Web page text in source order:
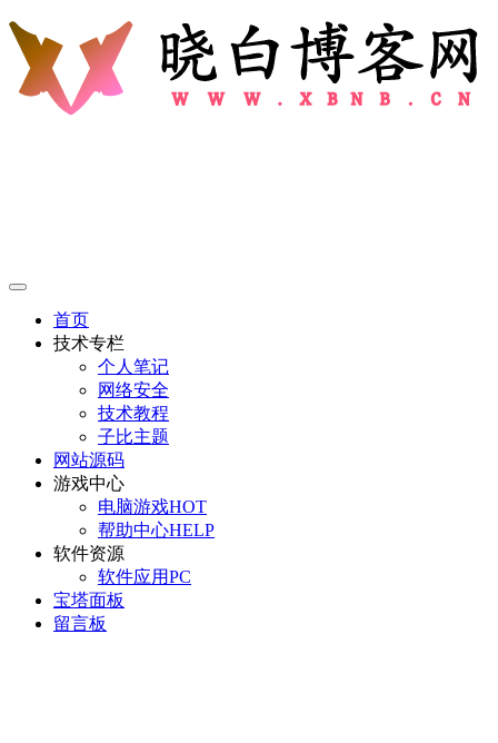
首页
技术专栏
个人笔记
网络安全
技术教程
子比主题
网站源码
游戏中心
电脑游戏HOT
帮助中心HELP
软件资源
软件应用PC
宝塔面板
留言板